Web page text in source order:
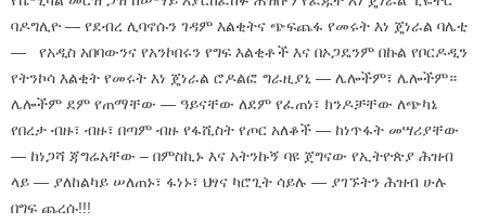
ባዶግሊዮ — የደብረ ሊባኖሱን ገዳም እልቂትና ጭፍጨፋ የመሩት እነ ጄነራል ባሌቲ
— የአዲስ አበባውንና የአንኮበሩን የግፍ እልቂቶች እና በኦጋዴንም በኩል የቦርዶዲን
የትንኮሳ እልቂት የመሩት እነ ጄነራል ሮዶልፎ ግራዚያኒ — ሌሎችም፣ ሌሎችም።
ሌሎችም ደም የጠማቸው — ዓይናቸው ለደም የፈጠነ፣ ክንዶቻቸው ለጭካኔ
የበረታ ብዙ፣ ብዙ፣ በጣም ብዙ የፋሺስት የጦር አለቆች — ከነጥፋት መሣሪያቸው
— ከነጋሻ ጃግሬአቸው – በምስኪኑ እና አትንኩኝ ባዩ ጀግናው የኢትዮጵያ ሕዝብ
ላይ — ያለከልካይ ሠለጠኑ፣ ፋነኑ፣ ህፃና ካሮጊት ሳይሉ — ያገኙትን ሕዝብ ሁሉ
በግፍ ጨረሱ!!!